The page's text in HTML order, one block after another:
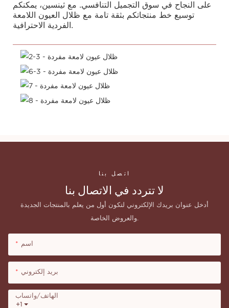
على النجاح في سوق التجميل التنافسي. مع ثينسين، يمكنكم
توسيع خط منتجاتكم بثقة تامة مع ظلال العيون اللامعة
الفردية الاحترافية.
اتصل بنا
لا تتردد في الاتصال بنا
أدخل عنوان بريدك الإلكتروني لتكون أول من يعلم بالمنتجات الجديدة
اسم
بريد إلكتروني
+1
الهاتف/واتساب